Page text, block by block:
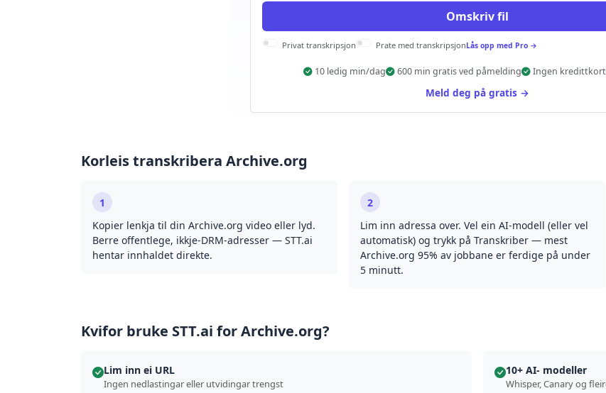
Omskriv fil
Privat transkripsjon Prate med transkripsjonLås opp med Pro →
10 ledig min/dag 600 min gratis ved påmelding Ingen kredittkort
Meld deg på gratis →
Korleis transkribera Archive.org
1
Kopier lenkja til din Archive.org video eller lyd.
Berre offentlege, ikkje-DRM-adresser — STT.ai
hentar innhaldet direkte.
2
Lim inn adressa over. Vel ein AI-modell (eller vel
automatisk) og trykk på Transkriber — mest
Archive.org 95% av jobbane er ferdige på under
5 minutt.
Kvifor bruke STT.ai for Archive.org?
Lim inn ei URL
Ingen nedlastingar eller utvidingar trengst
10+ AI- modeller
Whisper, Canary og